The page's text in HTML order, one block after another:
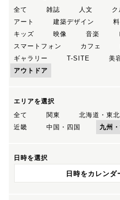
全て
雑誌 人文
ク
アート
建築デザイン
キッズ
映像 音楽
スマートフォン
カフェ
ギャラリー
T-SITE 美
アウトドア
エリアを選択
全て
関東 北海道・東北
近畿
中国・四国 九州
日時を選択
日時をカレンダ